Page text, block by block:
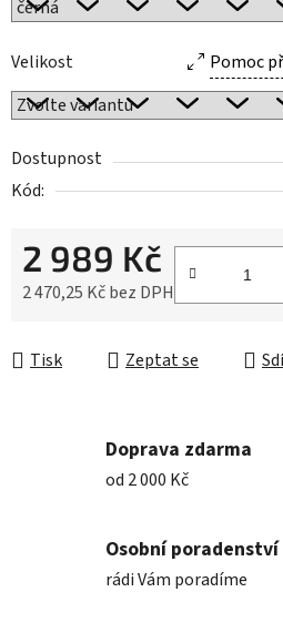
Velikost Pomoc
Dostupnost
Kód:
2 989 Kč
2 470,25 Kč bez DPH
Tisk Zeptat se
Doprava zdarma
od 2 000 Kč
Osobní poradenství
rádi Vám poradíme